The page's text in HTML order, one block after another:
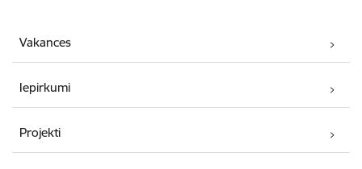
Vakances
Iepirkumi
Projekti